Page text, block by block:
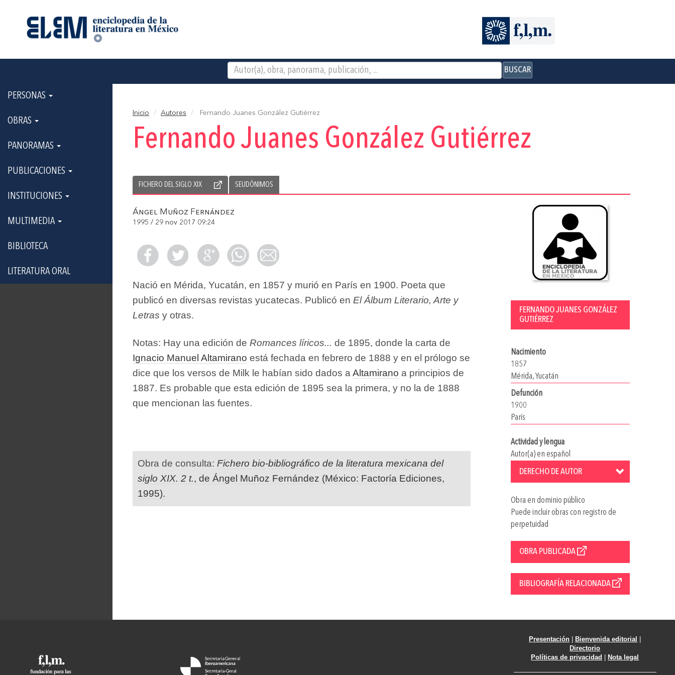
BUSCAR
PERSONAS
OBRAS
PANORAMAS
PUBLICACIONES
INSTITUCIONES
MULTIMEDIA
BIBLIOTECA
LITERATURA ORAL
Inicio Autores Fernando Juanes González Gutiérrez
Fernando Juanes González Gutiérrez
FICHERO DEL SIGLO XIX SEUDÓNIMOS
FERNANDO JUANES GONZÁLEZ
GUTIÉRREZ
Nacimiento
1857
Mérida, Yucatán
Defunción
1900
París
Actividad y lengua
Autor(a) en español
DERECHO DE AUTOR
Obra en dominio público
Puede incluir obras con registro de
perpetuidad
OBRA PUBLICADA
BIBLIOGRAFÍA RELACIONADA
Ángel Muñoz Fernández
1995 / 29 nov 2017 09:24
Nació en Mérida, Yucatán, en 1857 y murió en París en 1900. Poeta que
publicó en diversas revistas yucatecas. Publicó en El Álbum Literario, Arte y
Letras y otras.
Notas: Hay una edición de Romances líricos... de 1895, donde la carta de
Ignacio Manuel Altamirano está fechada en febrero de 1888 y en el prólogo se
dice que los versos de Milk le habían sido dados a Altamirano a principios de
1887. Es probable que esta edición de 1895 sea la primera, y no la de 1888
que mencionan las fuentes.
Obra de consulta: Fichero bio-bibliográfico de la literatura mexicana del
siglo XIX. 2 t., de Ángel Muñoz Fernández (México: Factoría Ediciones,
1995).
Presentación |Bienvenida editorial |
Directorio
Políticas de privacidad |Nota legal